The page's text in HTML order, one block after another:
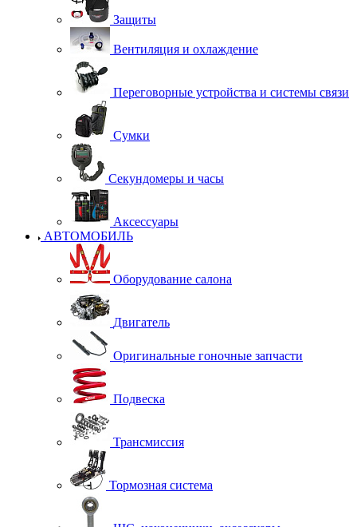
Защиты
Вентиляция и охлаждение
Переговорные устройства и системы связи
Сумки
Секундомеры и часы
Аксессуары
АВТОМОБИЛЬ
Оборудование салона
Двигатель
Оригинальные гоночные запчасти
Подвеска
Трансмиссия
Тормозная система